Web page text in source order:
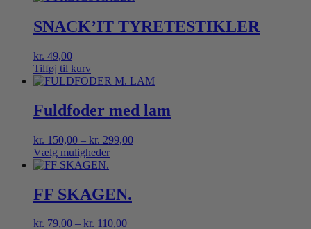
SNACK’IT TYRETESTIKLER
kr. 49,00
Tilføj til kurv
Fuldfoder med lam
kr. 150,00 – kr. 299,00Prisinterval:
Vælg muligheder
Dette
har
flere
Mulighederne
FF SKAGEN.
kr. 79,00 – kr. 110,00Prisinterval: